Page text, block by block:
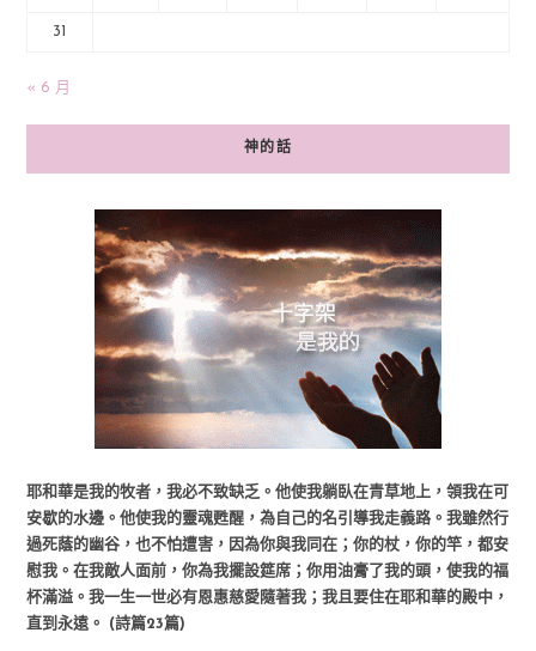
31
« 6 月
神的話
耶和華是我的牧者，我必不致缺乏。他使我躺臥在青草地上，領我在可
安歇的水邊。他使我的靈魂甦醒，為自己的名引導我走義路。我雖然行
過死蔭的幽谷，也不怕遭害，因為你與我同在；你的杖，你的竿，都安
慰我。在我敵人面前，你為我擺設筵席；你用油膏了我的頭，使我的福
杯滿溢。我一生一世必有恩惠慈愛隨著我；我且要住在耶和華的殿中，
直到永遠。 (詩篇23篇)